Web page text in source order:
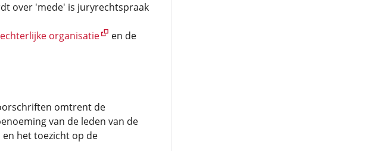
over 'mede' is juryrechtspraak
organisatie
en de
omtrent de
van de leden van de
het toezicht op de